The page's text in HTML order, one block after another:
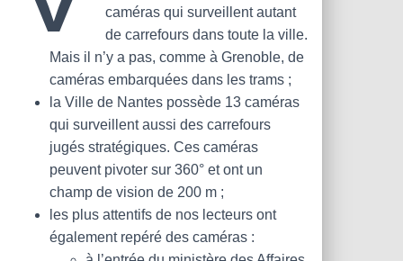
caméras qui surveillent autant
de carrefours dans toute la ville.
Mais il n’y a pas, comme à Grenoble, de
caméras embarquées dans les trams ;
la Ville de Nantes possède 13 caméras
qui surveillent aussi des carrefours
jugés stratégiques. Ces caméras
peuvent pivoter sur 360° et ont un
champ de vision de 200 m ;
les plus attentifs de nos lecteurs ont
également repéré des caméras :